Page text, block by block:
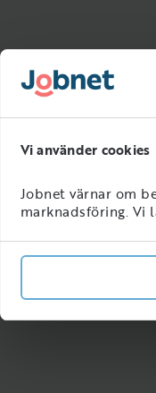
Vi använder cookies
Jobnet värnar om
marknadsföring.
67407